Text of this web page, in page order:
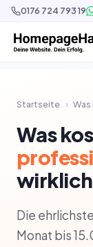
0176 724 793 19
Startseite ›
Was
Die
Monat bis